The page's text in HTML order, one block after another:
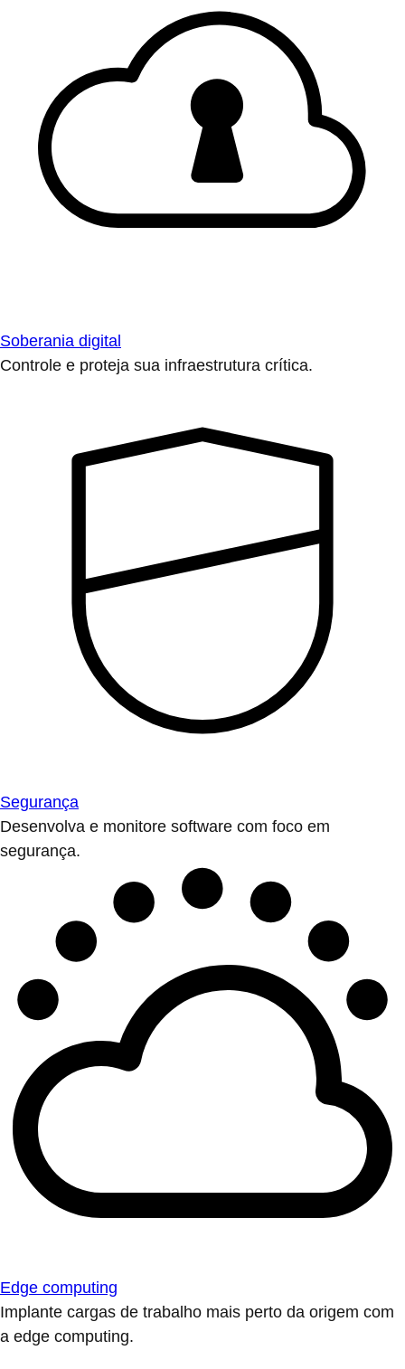
Soberania digital
Controle e proteja sua infraestrutura crítica.
Segurança
Desenvolva e monitore software com foco em
segurança.
Edge computing
Implante cargas de trabalho mais perto da origem com
a edge computing.